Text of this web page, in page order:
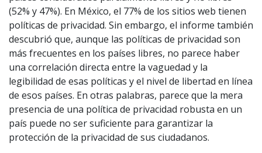
(52% y 47%). En México, el 77% de los sitios web tienen
políticas de privacidad. Sin embargo, el informe también
descubrió que, aunque las políticas de privacidad son
más frecuentes en los países libres, no parece haber
una correlación directa entre la vaguedad y la
legibilidad de esas políticas y el nivel de libertad en línea
de esos países. En otras palabras, parece que la mera
presencia de una política de privacidad robusta en un
país puede no ser suficiente para garantizar la
protección de la privacidad de sus ciudadanos.